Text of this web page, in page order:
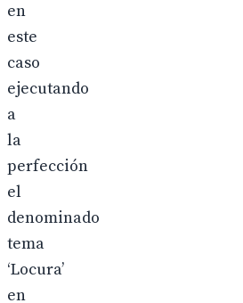
en
este
caso
ejecutando
a
la
perfección
el
denominado
tema
‘Locura’
en